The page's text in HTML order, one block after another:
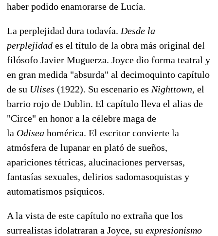
haber podido enamorarse de Lucía.
La perplejidad dura todavía. Desde la
perplejidad es el título de la obra más original del
filósofo Javier Muguerza. Joyce dio forma teatral y
en gran medida "absurda" al decimoquinto capítulo
de su Ulises (1922). Su escenario es Nighttown, el
barrio rojo de Dublin. El capítulo lleva el alias de
"Circe" en honor a la célebre maga de
la Odisea homérica. El escritor convierte la
atmósfera de lupanar en plató de sueños,
apariciones tétricas, alucinaciones perversas,
fantasías sexuales, delirios sadomasoquistas y
automatismos psíquicos.
A la vista de este capítulo no extraña que los
surrealistas idolatraran a Joyce, su expresionismo